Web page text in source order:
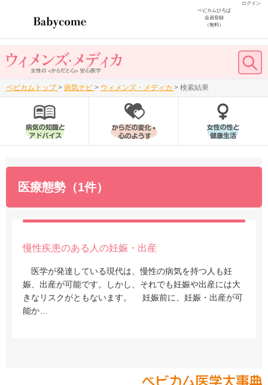
ログイン
ベビカムひろば
会員登録
（無料）
ベビカムトップ > 病気ナビ > ウィメンズ・メディカ > 検索結果
医療態勢（1件）
慢性疾患のある人の妊娠・出産
医学が発達している現代は、慢性の病気を持つ人も妊
娠、出産が可能です。しかし、それでも妊娠や出産には大
きなリスクがともないます。 妊娠前に、妊娠・出産が可
能か…